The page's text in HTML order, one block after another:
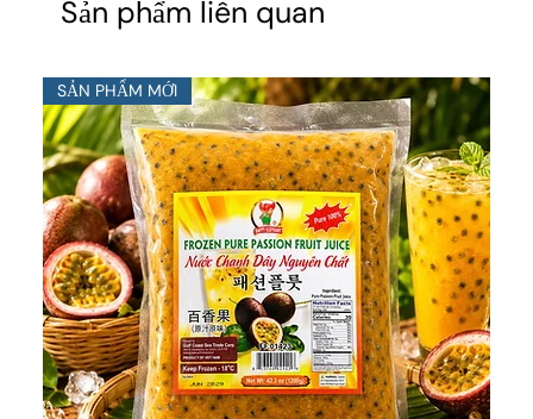
Sản phẩm liên quan
SẢN PHẨM MỚI